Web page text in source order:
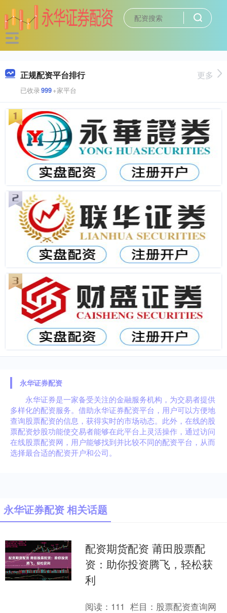
正规配资平台排行
已收录999+家平台
更多
永华证券配资
永华证券是一家备受关注的金融服务机构，为交易者提供
多样化的配资服务。借助永华证券配资平台，用户可以方便地
查询股票配资的信息，获得实时的市场动态。此外，在线的股
票配资炒股功能使交易者能够在此平台上灵活操作，通过访问
在线股票配资网，用户能够找到并比较不同的配资平台，从而
选择最合适的配资开户和公司。
永华证券配资 相关话题
配资期货配资 莆田股票配
资：助你投资腾飞，轻松获
利
阅读： 111 栏目： 股票配资查询网